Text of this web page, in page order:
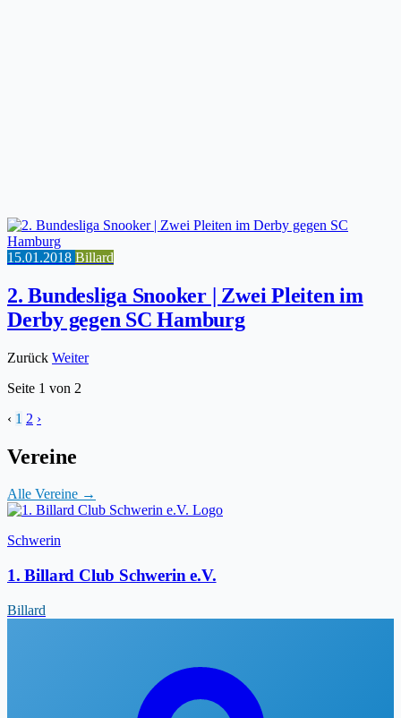
15.01.2018 Billard
2. Bundesliga Snooker | Zwei Pleiten im
Derby gegen SC Hamburg
Zurück Weiter
Seite 1 von 2
‹ 1 2 ›
Vereine
Alle Vereine →
Schwerin
1. Billard Club Schwerin e.V.
Billard